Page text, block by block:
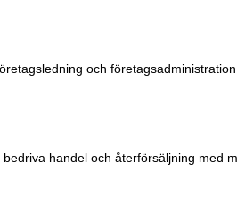
och
handel och återförsäljning med